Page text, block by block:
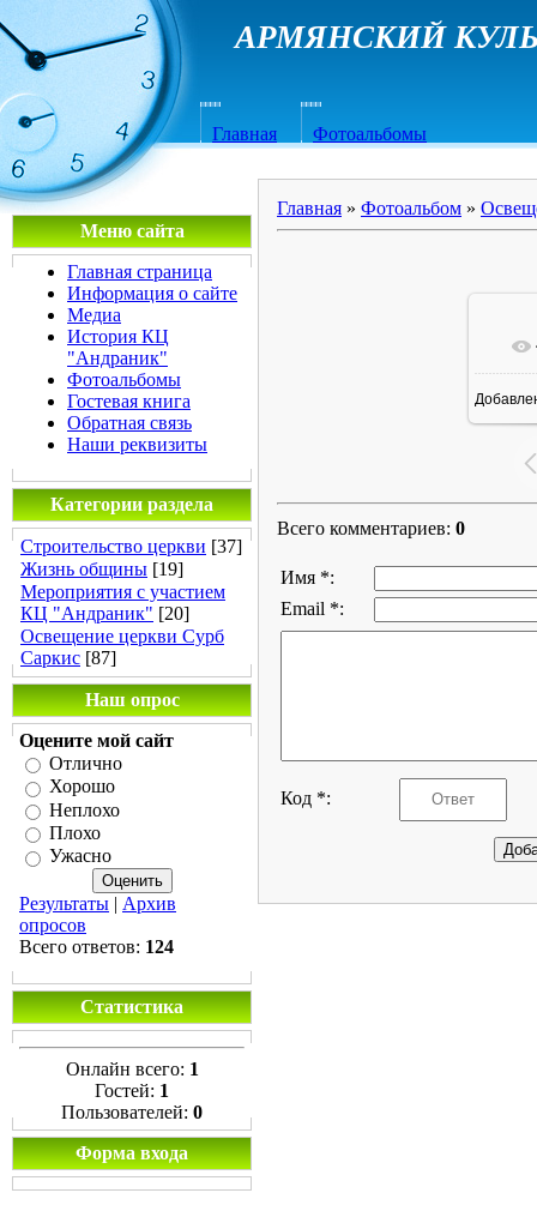
АРМЯНСКИЙ
Главная Фотоальбомы
Меню сайта
Главная страница
Информация о сайте
Медиа
История КЦ
"Андраник"
Фотоальбомы
Гостевая книга
Обратная связь
Наши реквизиты
Категории раздела
Строительство церкви [37]
Жизнь общины [19]
Мероприятия с участием
КЦ "Андраник" [20]
Освещение церкви Сурб
Саркис [87]
Наш опрос
Оцените мой сайт
Отлично
Хорошо
Неплохо
Плохо
Ужасно
Результаты | Архив
опросов
Всего ответов: 124
Статистика
Онлайн всего: 1
Гостей: 1
Пользователей: 0
Форма входа
Главная » Фотоальбом »
Всего комментариев: 0
Имя *:
Email *:
Код *: